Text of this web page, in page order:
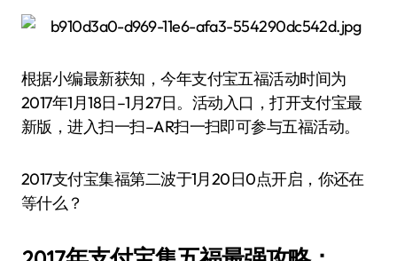
根据小编最新获知，今年支付宝五福活动时间为
2017年1月18日–1月27日。活动入口，打开支付宝最
新版，进入扫一扫–AR扫一扫即可参与五福活动。
2017支付宝集福第二波于1月20日0点开启，你还在
等什么？